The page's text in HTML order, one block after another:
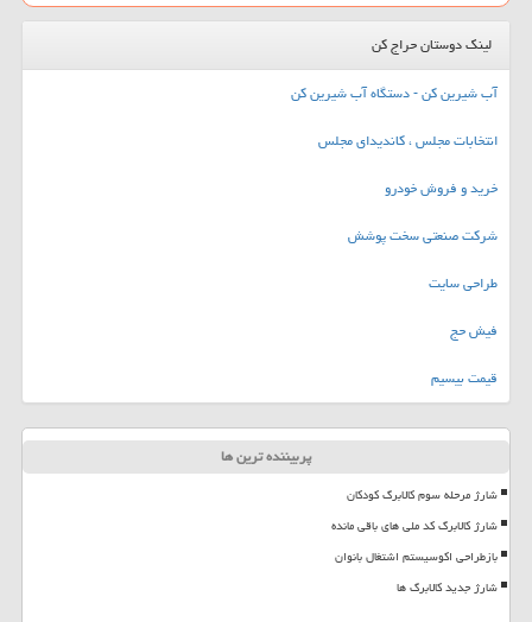
لینک دوستان حراج کن
آب شیرین کن - دستگاه آب شیرین کن
انتخابات مجلس ، کاندیدای مجلس
خرید و فروش خودرو
شرکت صنعتی سخت پوشش
طراحی سایت
فیش حج
قیمت بیسیم
پربیننده ترین ها
شارژ مرحله سوم کالابرگ کودکان
شارژ کالابرگ کد ملی های باقی مانده
بازطراحی اکوسیستم اشتغال بانوان
شارژ جدید کالابرگ ها